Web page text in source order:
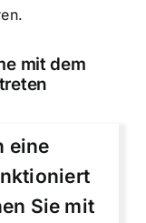
mit dem
eine
Sie mit